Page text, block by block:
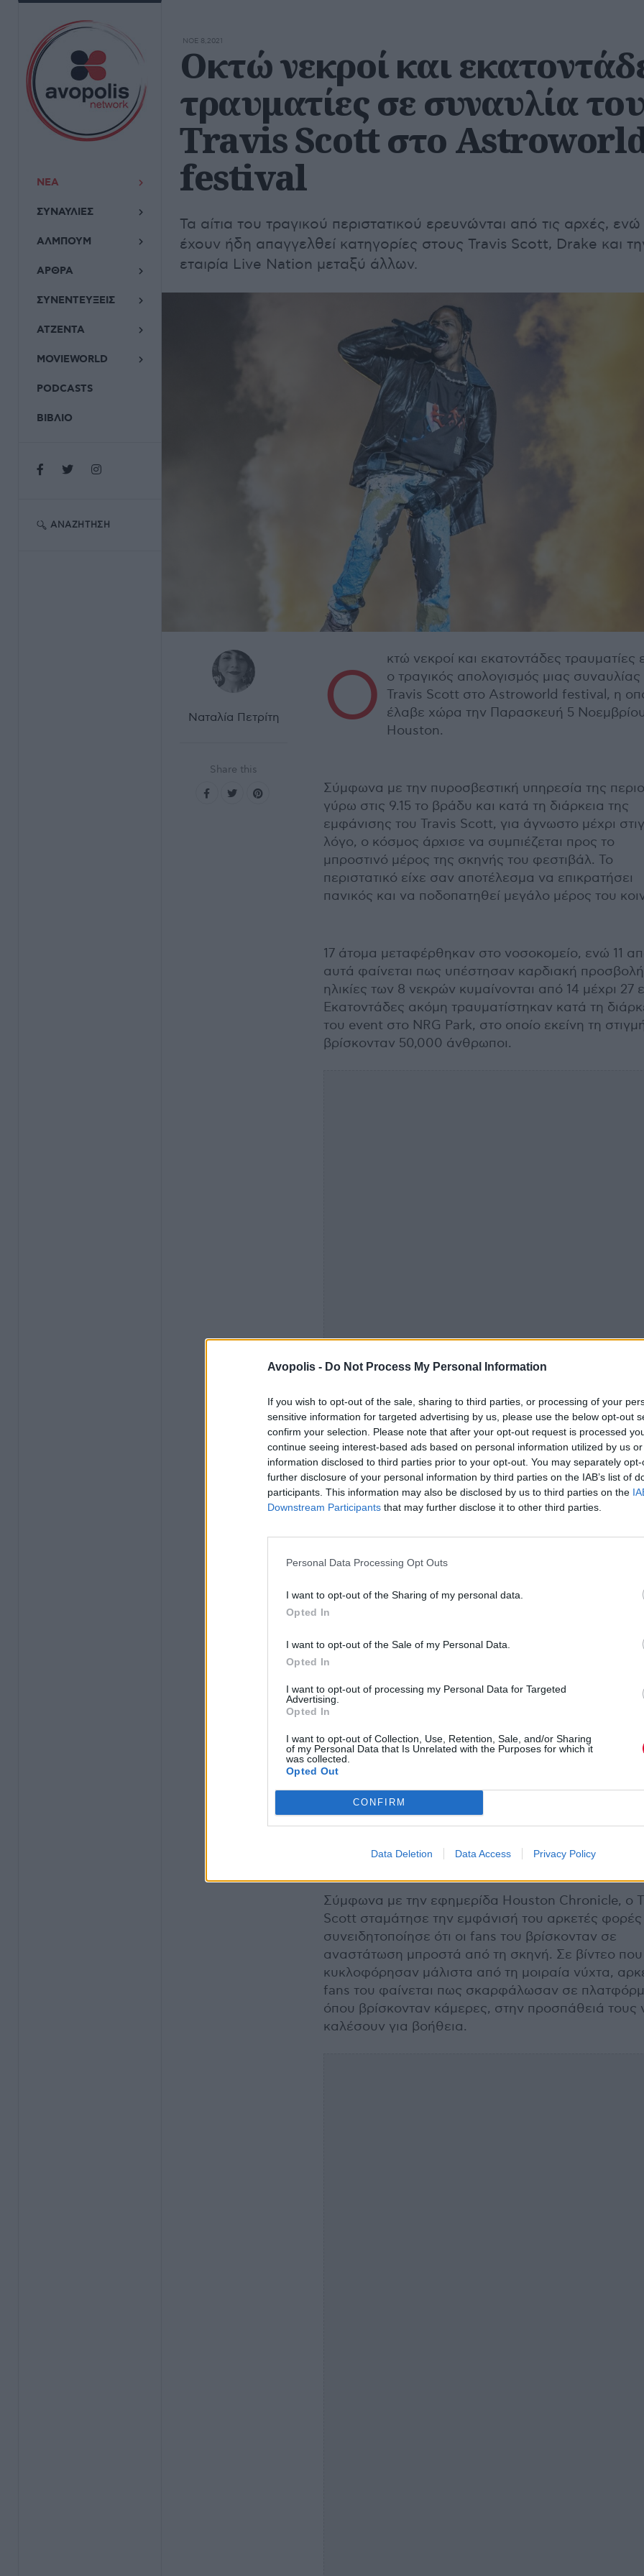
Avopolis - Do Not Process My Personal Information
If you wish to opt-out of the sale, sharing to third parties, or processing of your
sensitive information for targeted advertising by us, please use the below opt-out
confirm your selection. Please note that after your opt-out request is processed
continue seeing interest-based ads based on personal information utilized by us
information disclosed to third parties prior to your opt-out. You may separately
further disclosure of your personal information by third parties on the IAB’s list of
participants. This information may also be disclosed by us to third parties on the
Downstream Participants that may further disclose it to other third parties.
Personal Data Processing Opt Outs
I want to opt-out of the Sharing of my personal data.
Opted In
I want to opt-out of the Sale of my Personal Data.
Opted In
I want to opt-out of processing my Personal Data for Targeted
Advertising.
Opted In
I want to opt-out of Collection, Use, Retention, Sale, and/or Sharing
of my Personal Data that Is Unrelated with the Purposes for which it
was collected.
Opted Out
CONFIRM
Data Deletion Data Access Privacy Policy
ΝΕΑ
ΣΥΝΑΥΛΙΕΣ
ΑΛΜΠΟΥΜ
ΑΡΘΡΑ
ΣΥΝΕΝΤΕΥΞΕΙΣ
ΑΤΖΕΝΤΑ
MOVIEWORLD
PODCASTS
ΒΙΒΛΙΟ
ΑΝΑΖΉΤΗΣΗ
ΝΟΕ 8,2021
Οκτώ νεκροί και
τραυματίες σε συναυλία του
Travis Scott στο
festival
Τα αίτια του τραγικού περιστατικού ερευνώνται από τις αρχές, ενώ
έχουν ήδη απαγγελθεί κατηγορίες στους Travis Scott, Drake και
εταιρία Live Nation μεταξύ άλλων.
Ναταλία Πετρίτη
Share this
Ο
κτώ νεκροί και εκατοντάδες τραυματίες
ο τραγικός απολογισμός μιας συναυλίας
Travis Scott στο Astroworld festival, η
έλαβε χώρα την Παρασκευή 5
Houston.
Σύμφωνα με την πυροσβεστική υπηρεσία της
γύρω στις 9.15 το βράδυ και κατά τη διάρκεια της
εμφάνισης του Travis Scott, για άγνωστο μέχρι
λόγο, ο κόσμος άρχισε να συμπιέζεται προς το
μπροστινό μέρος της σκηνής του φεστιβάλ. Το
περιστατικό είχε σαν αποτέλεσμα να επικρατήσει
πανικός και να ποδοπατηθεί μεγάλο μέρος του
17 άτομα μεταφέρθηκαν στο νοσοκομείο, ενώ 11
αυτά φαίνεται πως υπέστησαν καρδιακή
ηλικίες των 8 νεκρών κυμαίνονται από 14 μέχρι 27
Εκατοντάδες ακόμη τραυματίστηκαν κατά τη
του event στο NRG Park, στο οποίο εκείνη τη στιγμή
βρίσκονταν 50,000 άνθρωποι.
Σύμφωνα με την εφημερίδα Houston Chronicle, ο
Scott σταμάτησε την εμφάνισή του αρκετές φορές
συνειδητοποίησε ότι οι fans του βρίσκονταν σε
αναστάτωση μπροστά από τη σκηνή. Σε βίντεο που
κυκλοφόρησαν μάλιστα από τη μοιραία νύχτα,
fans του φαίνεται πως σκαρφάλωσαν σε
όπου βρίσκονταν κάμερες, στην προσπάθειά τους
καλέσουν για βοήθεια.